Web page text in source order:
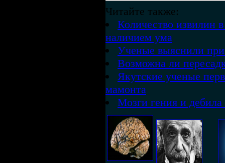
Читайте также:
Количество извилин
наличием ума
Ученые выяснили
Возможна ли
Якутские ученые
мамонта
Мозги гения и